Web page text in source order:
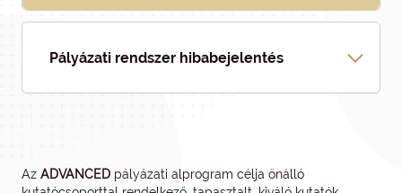
Pályázati rendszer hibabejelentés
Az ADVANCED pályázati alprogram célja önálló